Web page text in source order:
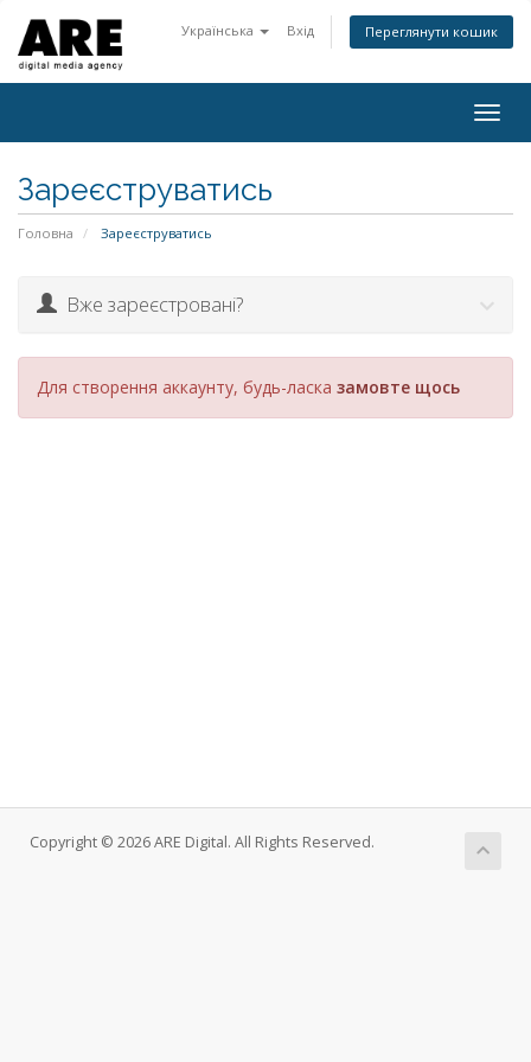
Українська Вхід Переглянути кошик
Зареєструватись
Головна Зареєструватись
Вже зареєстровані?
Для створення аккаунту, будь-ласка замовте щось
Copyright © 2026 ARE Digital. All Rights Reserved.